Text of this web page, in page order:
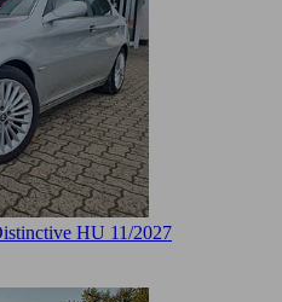
HU 11/2027